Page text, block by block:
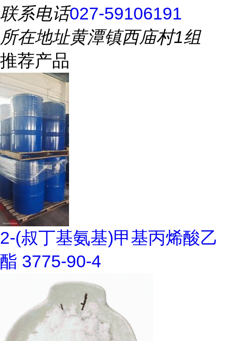
联系电话027-59106191
所在地址黄潭镇西庙村1组
推荐产品
2-(叔丁基氨基)甲基丙烯酸乙
酯 3775-90-4